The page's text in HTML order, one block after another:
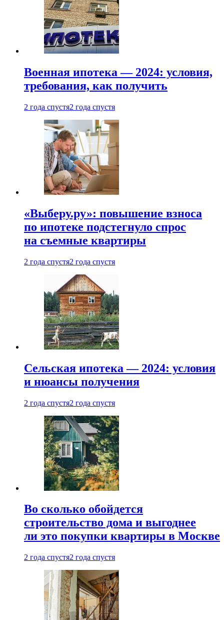
Военная ипотека — 2024: условия,
требования, как получить
2 года спустя2 года спустя
«Выберу.ру»: повышение взноса
по ипотеке подстегнуло спрос
на съемные квартиры
2 года спустя2 года спустя
Сельская ипотека — 2024: условия
и нюансы получения
2 года спустя2 года спустя
Во сколько обойдется
строительство дома и выгоднее
ли это покупки квартиры в Москве
2 года спустя2 года спустя